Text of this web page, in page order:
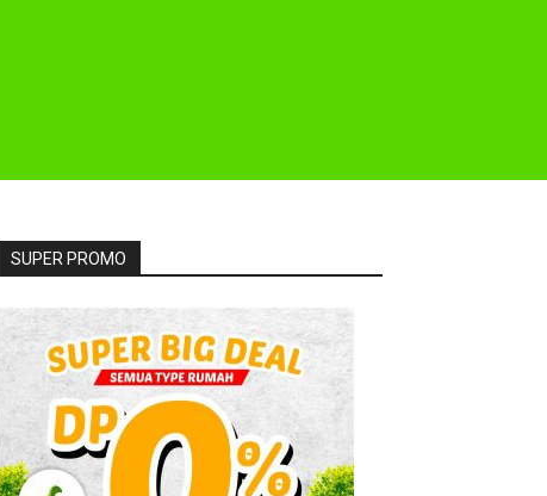
SUPER PROMO